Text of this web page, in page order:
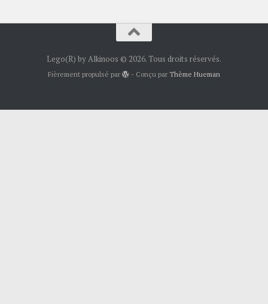
Lego(R) by Alkinoos © 2026. Tous droits réservés.
Fièrement propulsé par - Conçu par Thème Hueman